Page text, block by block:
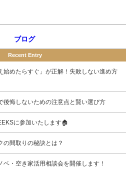
ブログ
Recent Entry
始めたらすぐ」が正解！失敗しない進め方
後悔しないための注意点と賢い選び方
に参加いたします🏠
の間取りの秘訣とは？
・空き家活用相談会を開催します！